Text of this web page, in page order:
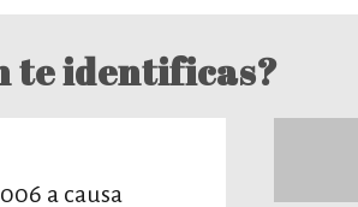
te identificas?
a causa